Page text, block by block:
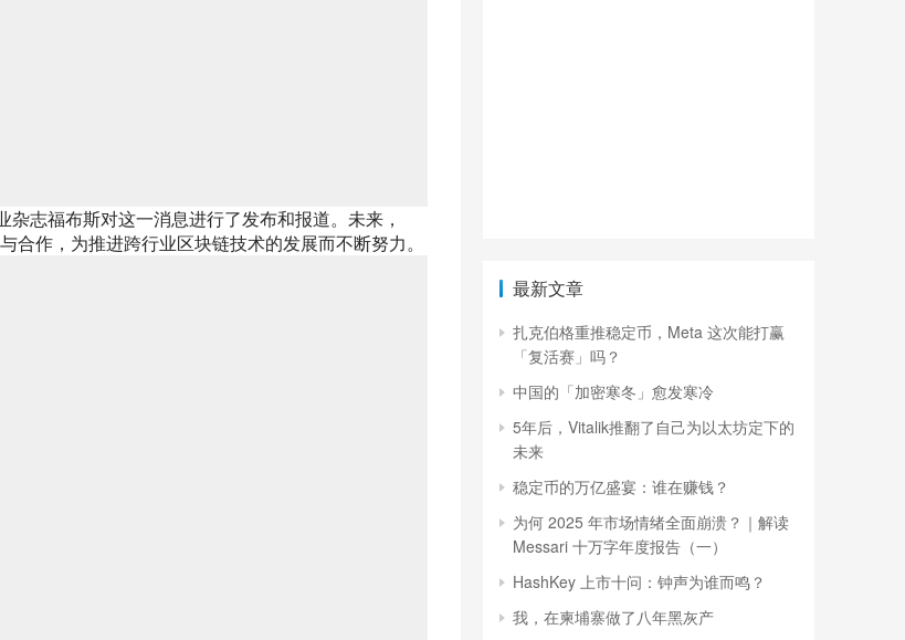
志福布斯对这一消息进行了发布和报道。未来，
作，为推进跨行业区块链技术的发展而不断努力。
最新文章
扎克伯格重推稳定币，Meta 这次能打赢
「复活赛」吗？
中国的「加密寒冬」愈发寒冷
5年后，Vitalik推翻了自己为以太坊定下的
未来
稳定币的万亿盛宴：谁在赚钱？
为何 2025 年市场情绪全面崩溃？｜解读
Messari 十万字年度报告（一）
HashKey 上市十问：钟声为谁而鸣？
我，在柬埔寨做了八年黑灰产